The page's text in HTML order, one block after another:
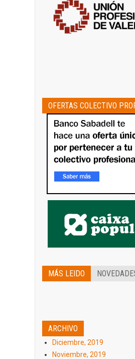
OFERTAS COLECTIVO
MÁS LEIDO
ARCHIVO
Diciembre, 2019
Noviembre, 2019